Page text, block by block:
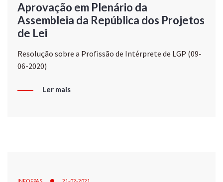
Aprovação em Plenário da
Assembleia da República dos Projetos
de Lei
Resolução sobre a Profissão de Intérprete de LGP (09-
06-2020)
Ler mais